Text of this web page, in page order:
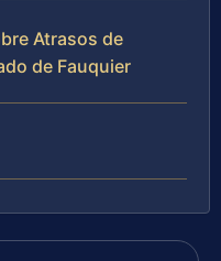
Atrasos de
de Fauquier